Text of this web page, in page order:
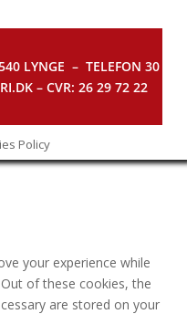
LYNGE – TELEFON 30
– CVR: 26 29 72 22
Policy
your experience while
of these cookies, the
are stored on your